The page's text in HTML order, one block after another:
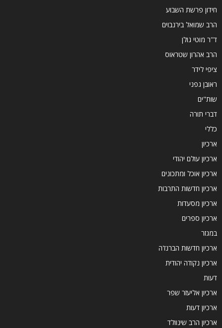
חידון פרשת השבוע
הרב שמואל בירנבוים
ד''ר מוטי גולן
הרב אהרון שטראוס
ציפי לידר
ראובן גפני
שות"ים
דברי תורה
כללי
ארכיון
ארכיון עולם יהודי
ארכיון אוכל ומתכונים
ארכיון חדשות התרבות
ארכיון מסעדות
ארכיון ספרים
במגזר
ארכיון חדשות הברנז'ה
ארכיון נקודה יהודית
דעות
ארכיון אליעזר שפר
ארכיון דעות
ארכיון הרב שינוולד